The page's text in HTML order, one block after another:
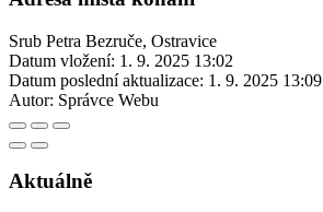
Srub Petra Bezruče, Ostravice
Datum vložení: 1. 9. 2025 13:02
Datum poslední aktualizace: 1. 9. 2025 13:09
Autor: Správce Webu
Aktuálně